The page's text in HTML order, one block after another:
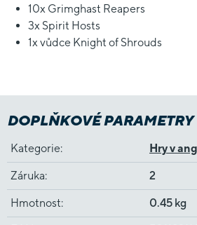
10x Grimghast Reapers
3x Spirit Hosts
1x vůdce Knight of Shrouds
DOPLŇKOVÉ PARAMETRY
Kategorie: Hry v
Záruka: 2
Hmotnost: 0.45 kg